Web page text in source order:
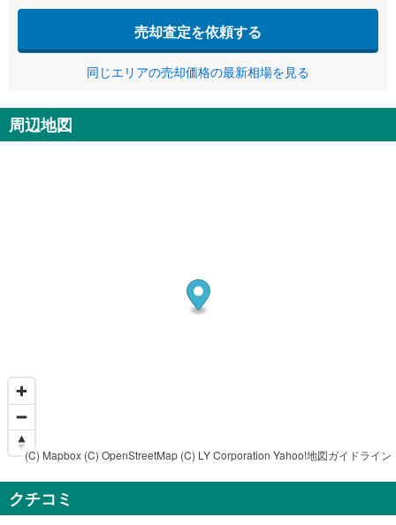
売却査定を依頼する
同じエリアの売却価格の最新相場を見る
周辺地図
(C) Mapbox (C) OpenStreetMap (C) LY Corporation Yahoo!地図ガイドライン
クチコミ